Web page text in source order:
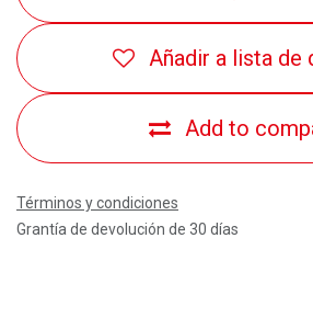
Add to
Añadir a lista de
Términos y condiciones
Grantía de devolución de 30 días